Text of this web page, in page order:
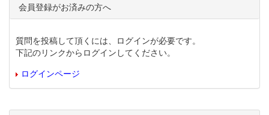
会員登録がお済みの方へ
質問を投稿して頂くには、ログインが必要です。
下記のリンクからログインしてください。
ログインページ